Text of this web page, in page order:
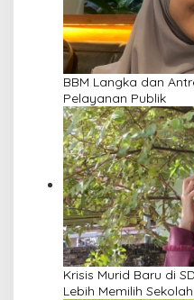
BBM Langka dan
Pelayanan Publik
Krisis Murid Baru di
Lebih Memilih